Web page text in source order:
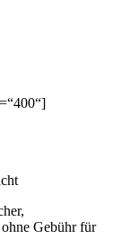
Gebühr für